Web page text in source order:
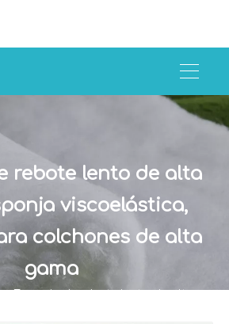
rebote lento de alta
viscoelástica,
colchones de alta
gama